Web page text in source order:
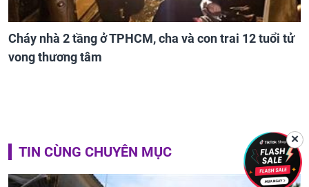
Cháy nhà 2 tầng ở TPHCM, cha và con trai 12 tuổi tử
vong thương tâm
TIN CÙNG CHUYÊN MỤC
✕